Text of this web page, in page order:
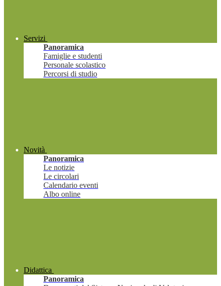
Servizi
Panoramica
Famiglie e studenti
Personale scolastico
Percorsi di studio
Novità
Panoramica
Le notizie
Le circolari
Calendario eventi
Albo online
Didattica
Panoramica